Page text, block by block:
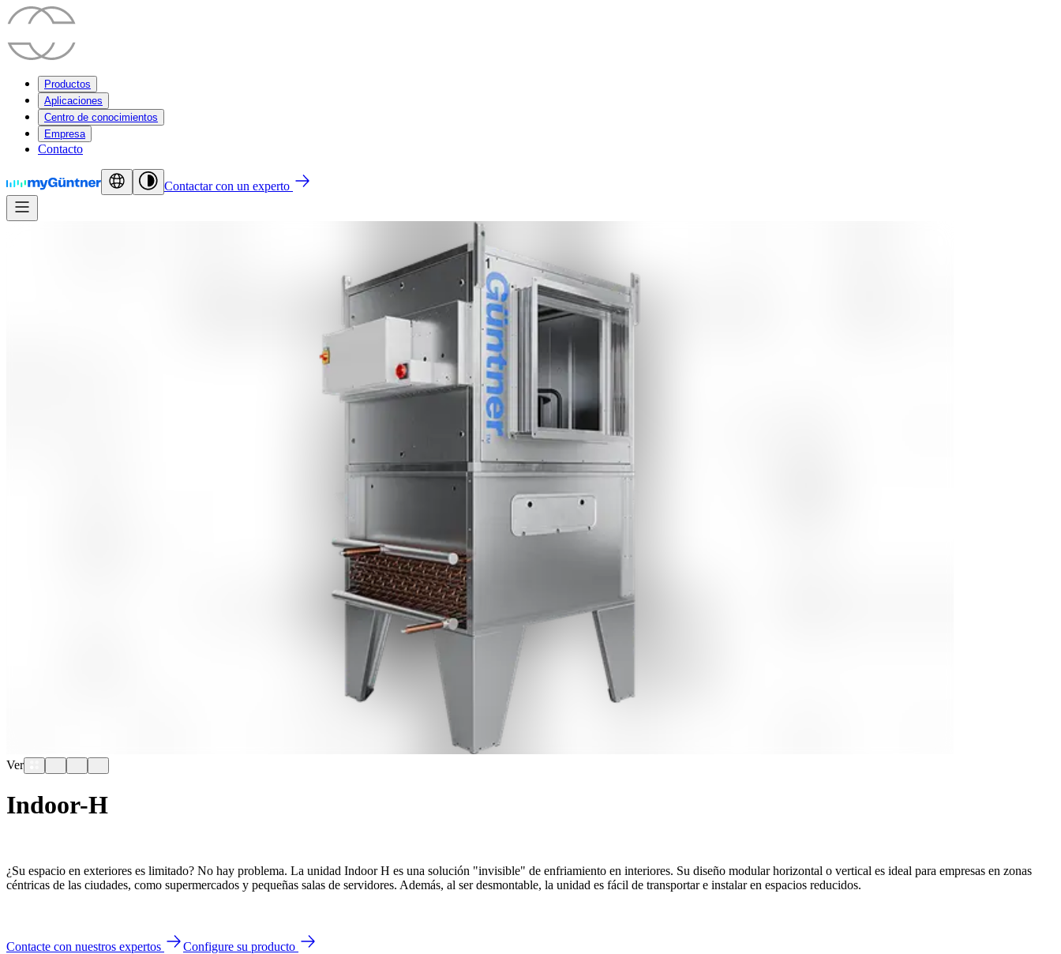
Productos
Aplicaciones
Centro de conocimientos
Empresa
Contacto
Contactar con un experto
Ver
Indoor-H
¿Su espacio en exteriores es limitado? No hay problema. La unidad Indoor H es una solución "invisible" de enfriamiento en interiores. Su diseño modular horizontal o vertical es ideal para empresas en zonas
céntricas de las ciudades, como supermercados y pequeñas salas de servidores. Además, al ser desmontable, la unidad es fácil de transportar e instalar en espacios reducidos.
Contacte con nuestros expertos Configure su producto